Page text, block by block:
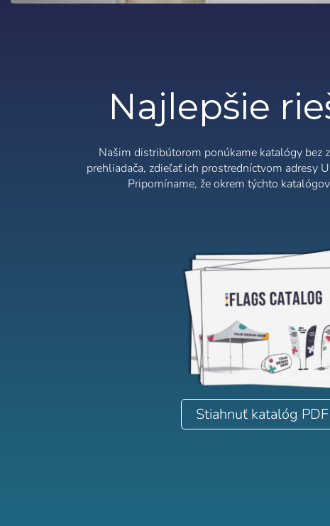
Obnoviť heslo
Najlepšie
Našim distribútorom ponúkame katalógy bez
prehliadača, zdieľať ich prostredníctvom adresy
Pripomíname, že okrem týchto
Stiahnuť katalóg PDF